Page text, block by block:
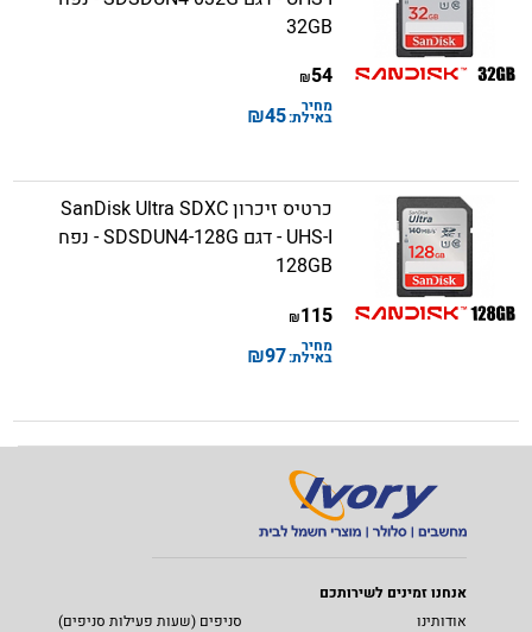
32GB
54
₪
מחיר
באילת:45
₪
כרטיס זיכרון SanDisk Ultra SDXC
UHS-I - דגם SDSDUN4-128G - נפח
128GB
115
₪
מחיר
באילת:97
₪
אנחנו זמינים לשירותכם
אודותינו
סניפים (שעות פעילות סניפים)